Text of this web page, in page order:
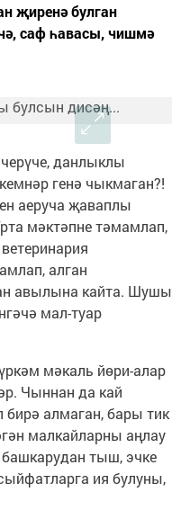
җиренә булган
саф һавасы, чишмә
данлыклы
генә чыкмаган?!
аеруча җаваплы
мәктәпне тәмамлап,
алган
авылына кайта. Шушы
мал-туар
мәкаль йөри-алар
Чыннан да кай
алмаган, бары тик
малкайларны аңлау
тыш, эчке
ия булуны,